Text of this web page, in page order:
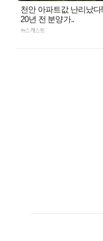
천안 아파트값 난리났다!
20년 전 분양가..
뉴스캐스트